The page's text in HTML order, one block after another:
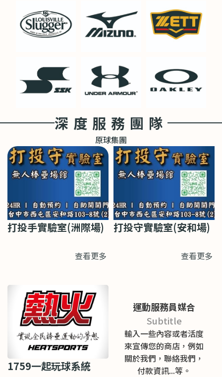
深度服務團隊
原球集團
打投手實驗室(洲際場)
查看更多
打投守實驗室(安和場)
查看更多
1759一起玩球系統
運動服務員媒合
Subtitle
輸入一些內容或者活度
來宣傳您的商店，例如
關於我們，聯絡我們，
付款資訊...等。